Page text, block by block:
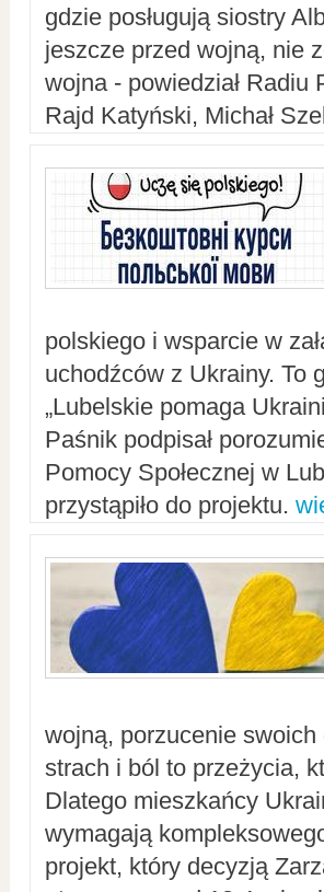
gdzie posługują siostry
jeszcze przed wojną, nie
wojna - powiedział
Rajd Katyński, Michał
polskiego i wsparcie w
uchodźców z Ukrainy. To
„Lubelskie pomaga
Paśnik podpisał
Pomocy Społecznej w
przystąpiło do projektu.
wojną, porzucenie swoich
strach i ból to przeżycia,
Dlatego mieszkańcy
wymagają
projekt, który decyzją